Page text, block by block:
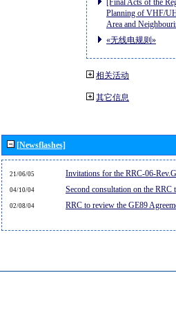
Planning of VHF/
Area and
«无线电规则»
相关活动
其它信息
[Newsflashes]
21/06/05 Invitations for the RRC-06-
04/10/04 Second consultation on the RRC
02/08/04 RRC to review the GE89